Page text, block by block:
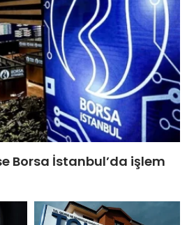
Borsa İstanbul’da işlem